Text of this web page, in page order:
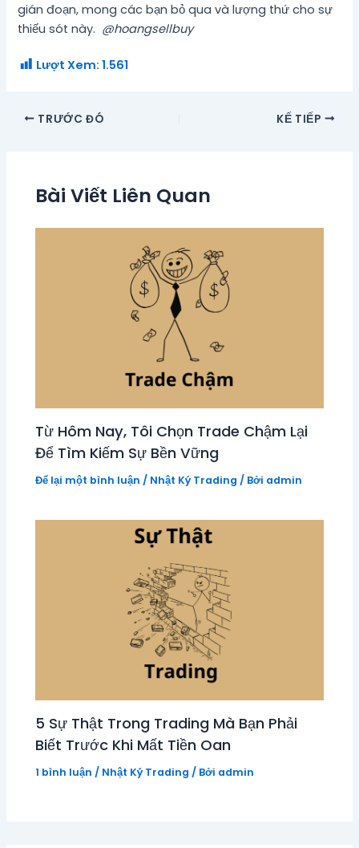
gián đoạn, mong các bạn bỏ qua và lượng thứ cho sự
thiếu sót này. @hoangsellbuy
Lượt Xem: 1.561
TRƯỚC ĐÓ KẾ TIẾP
Bài Viết Liên Quan
Từ Hôm Nay, Tôi Chọn Trade Chậm Lại
Để Tìm Kiếm Sự Bền Vững
Để lại một bình luận / Nhật Ký Trading / Bởi admin
5 Sự Thật Trong Trading Mà Bạn Phải
Biết Trước Khi Mất Tiền Oan
1 bình luận / Nhật Ký Trading / Bởi admin